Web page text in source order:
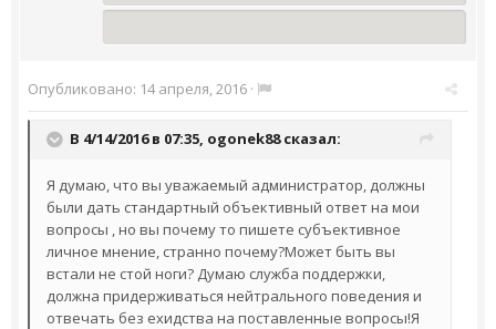
Опубликовано: 14 апреля, 2016 ·
В 4/14/2016 в 07:35, ogonek88сказал:
Я думаю, что вы уважаемый администратор, должны
были дать стандартный объективный ответ на мои
вопросы , но вы почему то пишете субъективное
личное мнение, странно почему?Может быть вы
встали не стой ноги? Думаю служба поддержки,
должна придерживаться нейтрального поведения и
отвечать без ехидства на поставленные вопросы!Я